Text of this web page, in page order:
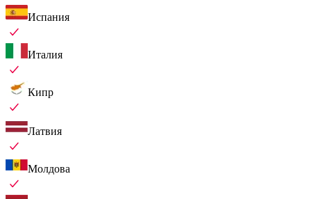
Испания
Италия
Кипр
Латвия
Молдова